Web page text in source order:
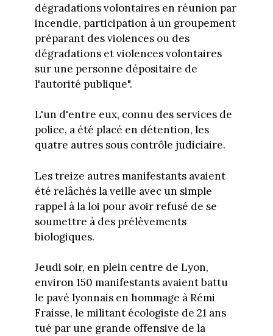
dégradations volontaires en réunion par
incendie, participation à un groupement
préparant des violences ou des
dégradations et violences volontaires
sur une personne dépositaire de
l'autorité publique".
L'un d'entre eux, connu des services de
police, a été placé en détention, les
quatre autres sous contrôle judiciaire.
Les treize autres manifestants avaient
été relâchés la veille avec un simple
rappel à la loi pour avoir refusé de se
soumettre à des prélèvements
biologiques.
Jeudi soir, en plein centre de Lyon,
environ 150 manifestants avaient battu
le pavé lyonnais en hommage à Rémi
Fraisse, le militant écologiste de 21 ans
tué par une grande offensive de la